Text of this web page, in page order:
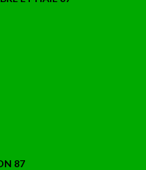
87